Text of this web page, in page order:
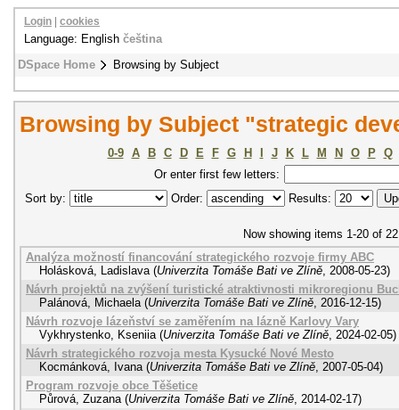
DSpace Home Browsing by Subject
Login cookies
Language: English čeština
Browsing by Subject "strategic
0-9 A B C D E F G H J K L M N O P
Q
Or enter first few letters:
Sort by:
Order: Results:
Now showing items 1-20 of 22
Analýza možností financování strategického rozvoje firmy ABC
Holásková, Ladislava (Univerzita Tomáše Bati ve Zlíně, 2008-05-23)
Návrh projektů na zvýšení turistické atraktivnosti mikroregionu
Palánová, Michaela (Univerzita Tomáše Bati ve Zlíně, 2016-12-15)
Návrh rozvoje lázeňství se zaměřením na lázně Karlovy Vary
Vykhrystenko, Kseniia (Univerzita Tomáše Bati ve Zlíně, 2024-02-05)
Návrh strategického rozvoja mesta Kysucké Nové Mesto
Kocmánková, Ivana (Univerzita Tomáše Bati ve Zlíně, 2007-05-04)
Program rozvoje obce Těšetice
Půrová, Zuzana (Univerzita Tomáše Bati ve Zlíně, 2014-02-17)